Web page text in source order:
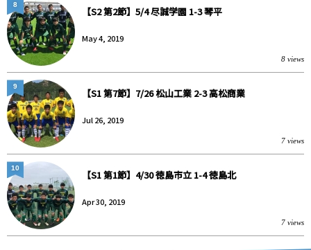
【S2 第2節】5/4 尽誠学園 1-3 琴平
May 4, 2019
8 views
8
【S1 第7節】7/26 松山工業 2-3 高松商業
Jul 26, 2019
7 views
9
【S1 第1節】4/30 徳島市立 1-4 徳島北
Apr 30, 2019
7 views
10